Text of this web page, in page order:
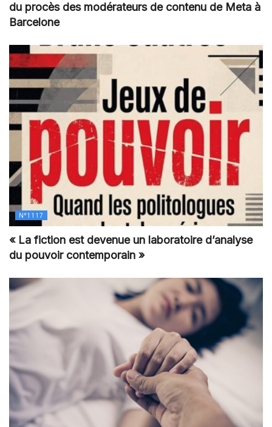
du procès des modérateurs de contenu de Meta à
Barcelone
N°1117
« La fiction est devenue un laboratoire d’analyse
du pouvoir contemporain »